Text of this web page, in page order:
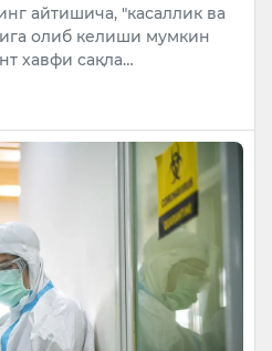
айтишича, "касаллик ва
олиб келиши мумкин
хавфи сақла…